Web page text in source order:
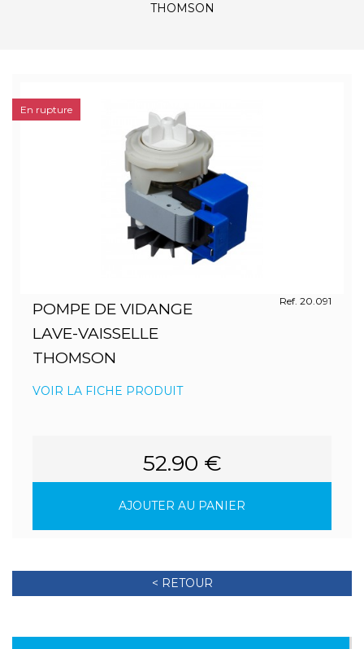
THOMSON
POMPE DE VIDANGE
LAVE-VAISSELLE
THOMSON
Ref. 20.091
VOIR LA FICHE PRODUIT
52.90 €
AJOUTER AU PANIER
En rupture
< RETOUR